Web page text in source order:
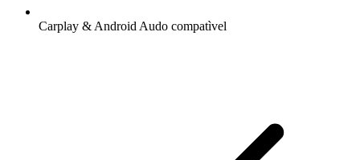
Carplay & Android Audo compatìvel